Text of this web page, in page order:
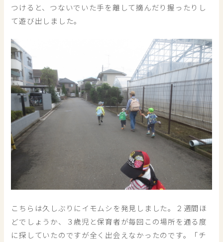
つけると、つないでいた手を離して摘んだり握ったりし
て遊び出しました。
こちらは久しぶりにイモムシを発見しました。２週間ほ
どでしょうか、３歳児と保育者が毎回この場所を通る度
に探していたのですが全く出会えなかったのです。「チ